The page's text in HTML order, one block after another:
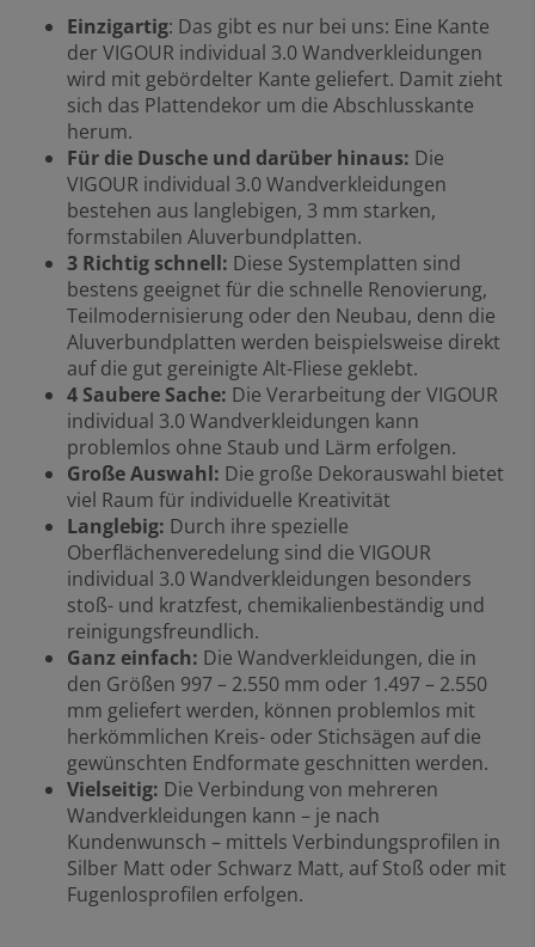
Einzigartig: Das gibt es nur bei uns: Eine Kante
der VIGOUR individual 3.0 Wandverkleidungen
wird mit gebördelter Kante geliefert. Damit zieht
sich das Plattendekor um die Abschlusskante
herum.
Für die Dusche und darüber hinaus: Die
VIGOUR individual 3.0 Wandverkleidungen
bestehen aus langlebigen, 3 mm starken,
formstabilen Aluverbundplatten.
3 Richtig schnell: Diese Systemplatten sind
bestens geeignet für die schnelle Renovierung,
Teilmodernisierung oder den Neubau, denn die
Aluverbundplatten werden beispielsweise direkt
auf die gut gereinigte Alt-Fliese geklebt.
4 Saubere Sache: Die Verarbeitung der VIGOUR
individual 3.0 Wandverkleidungen kann
problemlos ohne Staub und Lärm erfolgen.
Große Auswahl: Die große Dekorauswahl bietet
viel Raum für individuelle Kreativität
Langlebig: Durch ihre spezielle
Oberflächenveredelung sind die VIGOUR
individual 3.0 Wandverkleidungen besonders
stoß- und kratzfest, chemikalienbeständig und
reinigungsfreundlich.
Ganz einfach: Die Wandverkleidungen, die in
den Größen 997 – 2.550 mm oder 1.497 – 2.550
mm geliefert werden, können problemlos mit
herkömmlichen Kreis- oder Stichsägen auf die
gewünschten Endformate geschnitten werden.
Vielseitig: Die Verbindung von mehreren
Wandverkleidungen kann – je nach
Kundenwunsch – mittels Verbindungsprofilen in
Silber Matt oder Schwarz Matt, auf Stoß oder mit
Fugenlosprofilen erfolgen.